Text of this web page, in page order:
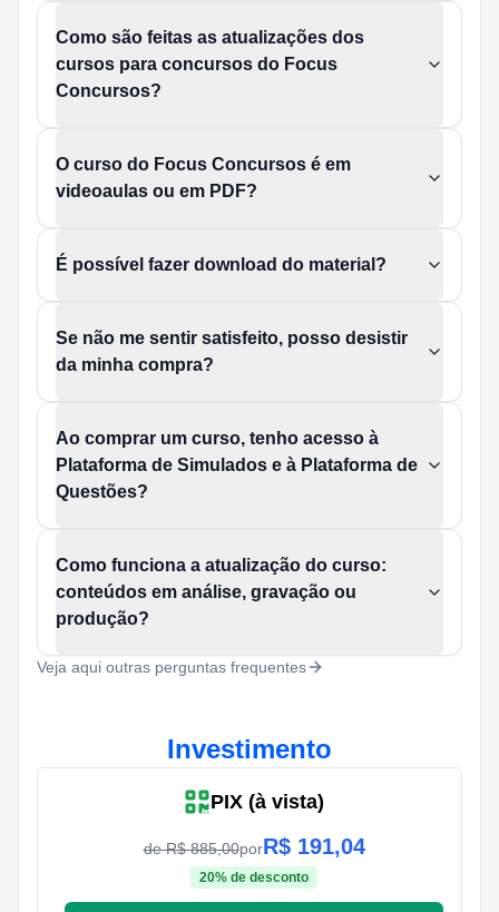
Como são feitas as atualizações dos
cursos para concursos do Focus
Concursos?
O curso do Focus Concursos é em
videoaulas ou em PDF?
É possível fazer download do material?
Se não me sentir satisfeito, posso desistir
da minha compra?
Ao comprar um curso, tenho acesso à
Plataforma de Simulados e à Plataforma de
Questões?
Como funciona a atualização do curso:
conteúdos em análise, gravação ou
produção?
Veja aqui outras perguntas frequentes
Investimento
PIX (à vista)
de R$885,00porR$ 191,04
20% de desconto